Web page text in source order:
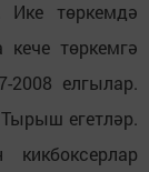
Ике төркемдә
төркемгә
2008 елгылар.
егетләр.